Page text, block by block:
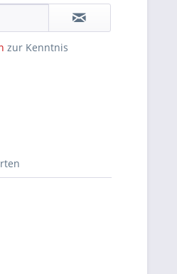
zur Kenntnis